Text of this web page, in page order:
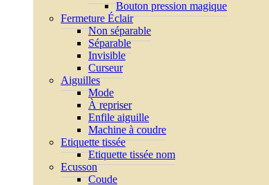
Bouton pression magique
Fermeture Éclair
Non séparable
Séparable
Invisible
Curseur
Aiguilles
Mode
À repriser
Enfile aiguille
Machine à coudre
Etiquette tissée
Etiquette tissée nom
Ecusson
Coude